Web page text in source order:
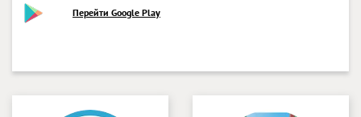
Перейти Google Play